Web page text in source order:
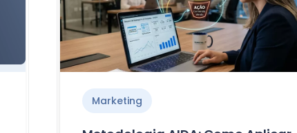
Marketing